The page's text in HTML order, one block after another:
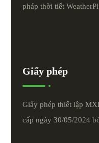
pháp thời tiết
Giấy phép
Giấy phép thiết lập
cấp ngày 30/05/2024